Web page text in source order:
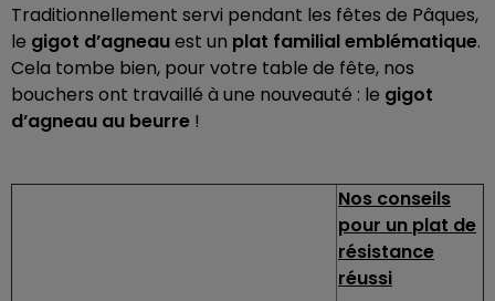
Traditionnellement servi pendant les fêtes de Pâques,
le gigot d’agneauest un plat familial emblématique.
Cela tombe bien, pour votre table de fête, nos
bouchers ont travaillé à une nouveauté : le gigot
d’agneau au beurre !
Nos conseils
pour un plat de
résistance
réussi